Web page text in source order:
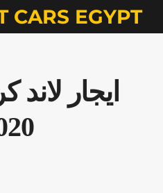
CARS EGYPT
ايجار لاند